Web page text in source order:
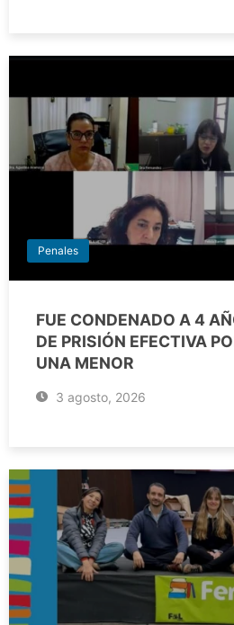
Penales
FUE CONDENADO A 4
DE PRISIÓN EFECTIVA
UNA MENOR
3 agosto, 2026